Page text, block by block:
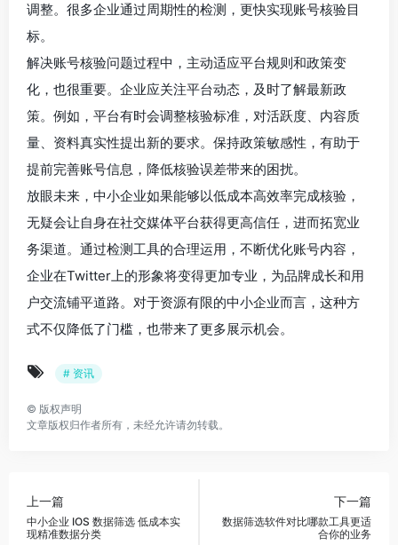
调整。很多企业通过周期性的检测，更快实现账号核验目
标。
解决账号核验问题过程中，主动适应平台规则和政策变
化，也很重要。企业应关注平台动态，及时了解最新政
策。例如，平台有时会调整核验标准，对活跃度、内容质
量、资料真实性提出新的要求。保持政策敏感性，有助于
提前完善账号信息，降低核验误差带来的困扰。
放眼未来，中小企业如果能够以低成本高效率完成核验，
无疑会让自身在社交媒体平台获得更高信任，进而拓宽业
务渠道。通过检测工具的合理运用，不断优化账号内容，
企业在Twitter上的形象将变得更加专业，为品牌成长和用
户交流铺平道路。对于资源有限的中小企业而言，这种方
式不仅降低了门槛，也带来了更多展示机会。
# 资讯
© 版权声明
文章版权归作者所有，未经允许请勿转载。
上一篇
中小企业 IOS 数据筛选 低成本实
现精准数据分类
下一篇
数据筛选软件对比哪款工具更适
合你的业务